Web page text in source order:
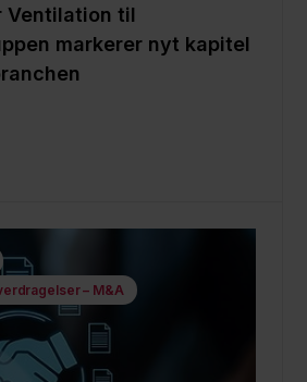
Ventilation til
markerer nyt kapitel
– M&A